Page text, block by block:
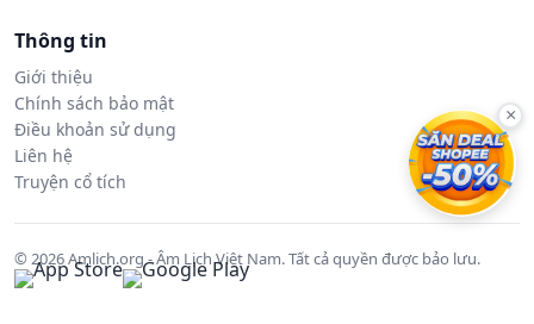
Thông tin
Giới thiệu
Chính sách bảo mật
Điều khoản sử dụng
Liên hệ
Truyện cổ tích
© 2026 Amlich.org - Âm Lịch Việt Nam. Tất cả quyền được bảo lưu.
×